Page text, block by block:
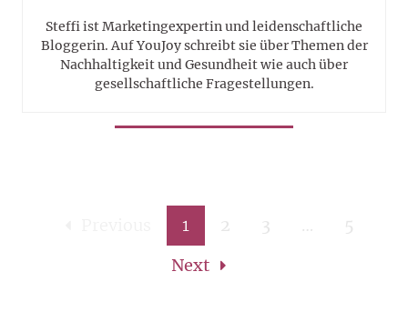
Steffi ist Marketingexpertin und leidenschaftliche
Bloggerin. Auf YouJoy schreibt sie über Themen der
Nachhaltigkeit und Gesundheit wie auch über
gesellschaftliche Fragestellungen.
1 2 3 …
5
Next